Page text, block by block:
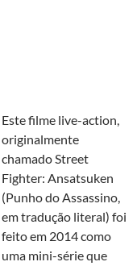
Este filme live-action,
originalmente
chamado Street
Fighter: Ansatsuken
(Punho do Assassino,
em tradução literal) foi
feito em 2014 como
uma mini-série que